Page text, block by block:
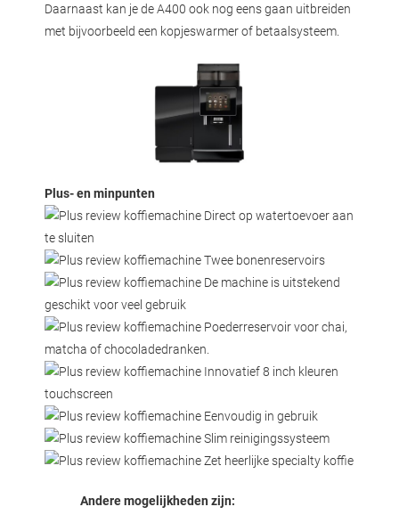
Daarnaast kan je de A400 ook nog eens gaan uitbreiden
met bijvoorbeeld een kopjeswarmer of betaalsysteem.
Plus- en minpunten
Direct op watertoevoer aan
te sluiten
Twee bonenreservoirs
De machine is uitstekend
geschikt voor veel gebruik
Poederreservoir voor chai,
matcha of chocoladedranken.
Innovatief 8 inch kleuren
touchscreen
Eenvoudig in gebruik
Slim reinigingssysteem
Zet heerlijke specialty koffie
Andere mogelijkheden zijn: